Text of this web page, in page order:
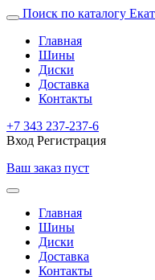
Поиск по каталогу
Главная
Шины
Диски
Доставка
Контакты
+7 343 237-237-6
Вход Регистрация
Ваш заказ пуст
Главная
Шины
Диски
Доставка
Контакты